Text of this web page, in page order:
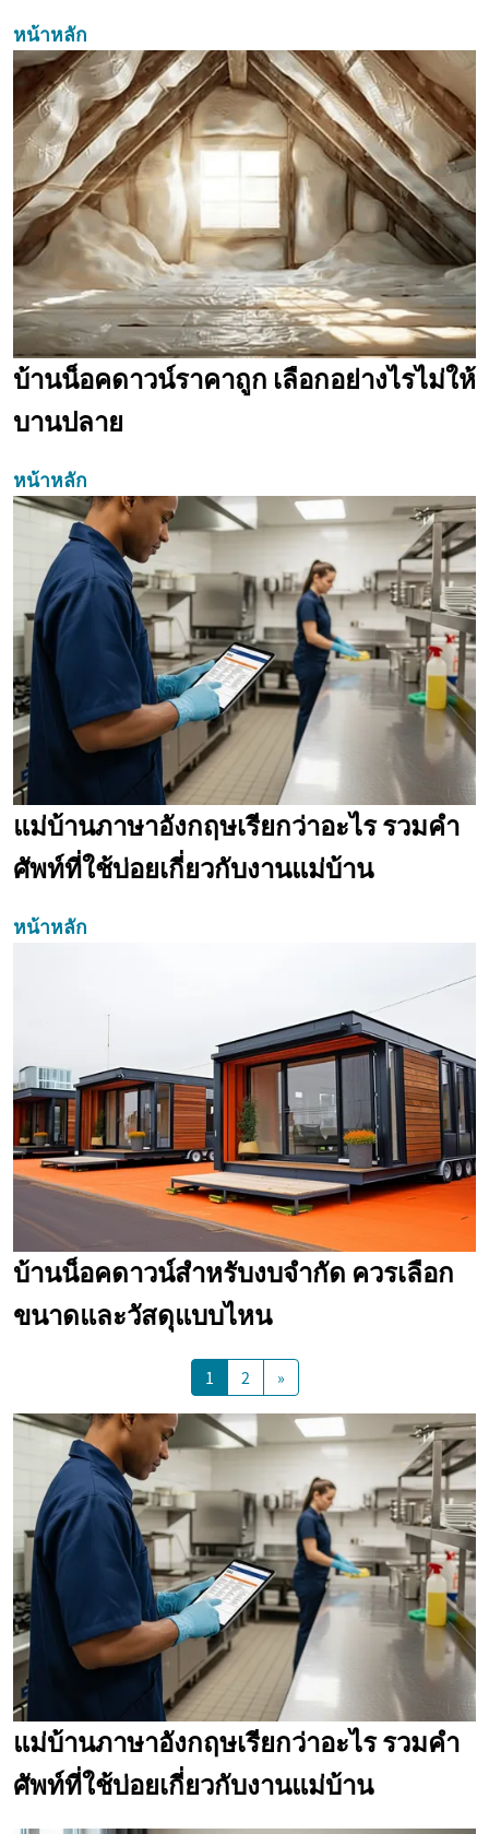
หน้าหลัก
บ้านน็อคดาวน์ราคาถูก เลือกอย่างไรไม่ให้
บานปลาย
หน้าหลัก
แม่บ้านภาษาอังกฤษเรียกว่าอะไร รวมคำ
ศัพท์ที่ใช้บ่อยเกี่ยวกับงานแม่บ้าน
หน้าหลัก
บ้านน็อคดาวน์สำหรับงบจำกัด ควรเลือก
ขนาดและวัสดุแบบไหน
1 2 »
แม่บ้านภาษาอังกฤษเรียกว่าอะไร รวมคำ
ศัพท์ที่ใช้บ่อยเกี่ยวกับงานแม่บ้าน